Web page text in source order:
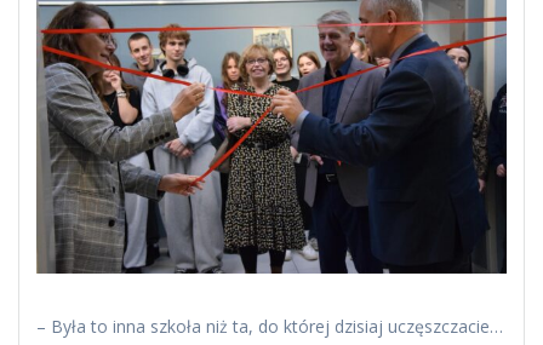
– Była to inna szkoła niż ta, do której dzisiaj uczęszczacie…